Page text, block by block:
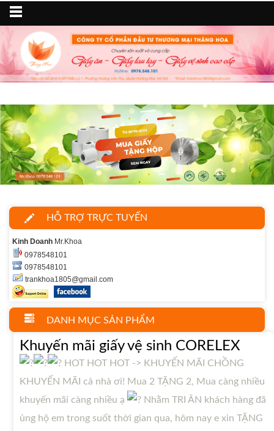
HỖ TRỢ TRỰC TUYẾN
Kinh Doanh Mr.Khoa
0978548101
0978548101
trankhoa1805@gmail.com
DANH MỤC SẢN PHẨM
Khuyến mãi giấy vệ sinh CORELEX
HOT HOT HOT -> KHUYẾN MÃI CHỒNG
KHUYẾN MÃI cả nhà ơi! Mua 2 TẶNG 2, Mua càng nhiều
khuyến mãi càng nhiều ạ
Nhằm TRI ÂN khách hàng đã
ủng hộ em trong suốt thời gian qua, hôm nay e xin TẶNG